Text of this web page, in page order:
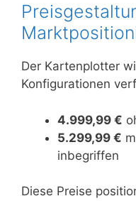
Der Kartenplotter
Konfigurationen
4.999,99 €
5.299,99 €
inbegriffen
Diese Preise